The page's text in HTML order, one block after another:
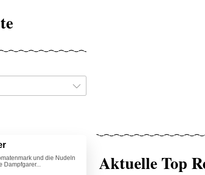
und die Nudeln
Aktuelle Top